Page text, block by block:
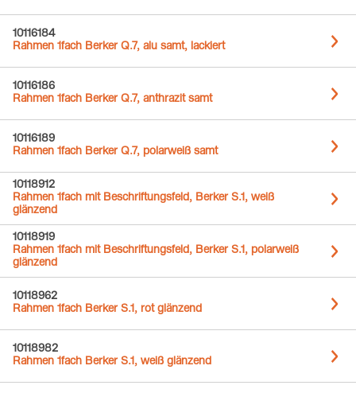
10116184
Rahmen 1fach Berker Q.7, alu samt, lackiert
10116186
Rahmen 1fach Berker Q.7, anthrazit samt
10116189
Rahmen 1fach Berker Q.7, polarweiß samt
10118912
Rahmen 1fach mit Beschriftungsfeld, Berker S.1, weiß
glänzend
10118919
Rahmen 1fach mit Beschriftungsfeld, Berker S.1, polarweiß
glänzend
10118962
Rahmen 1fach Berker S.1, rot glänzend
10118982
Rahmen 1fach Berker S.1, weiß glänzend